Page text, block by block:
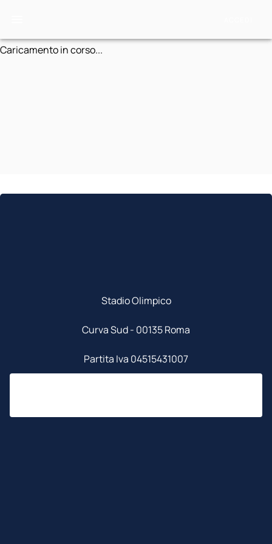
Caricamento in corso...
Stadio Olimpico
Curva Sud - 00135 Roma
Partita Iva 04515431007